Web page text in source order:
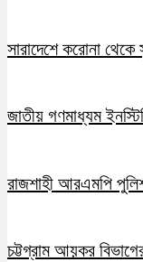
সারাদেশে করোনা
জাতীয় গণমাধ্যম
রাজশাহী আরএমপি
চট্টগ্রাম আয়কর